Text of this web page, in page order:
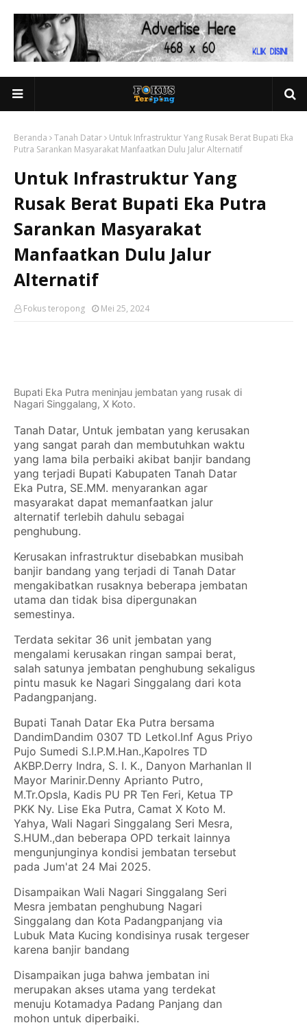
Beranda Tanah Datar
Untuk Infrastruktur Yang Rusak Berat Bupati Eka
Putra Sarankan Masyarakat Manfaatkan Dulu Jalur Alternatif
Untuk Infrastruktur Yang
Rusak Berat Bupati Eka Putra
Sarankan Masyarakat
Manfaatkan Dulu Jalur
Alternatif
Fokus teropong Mei 25, 2024
Bupati Eka Putra meninjau jembatan yang rusak di
Nagari Singgalang, X Koto.
Tanah Datar, Untuk jembatan yang kerusakan
yang sangat parah dan membutuhkan waktu
yang lama bila perbaiki akibat banjir bandang
yang terjadi Bupati Kabupaten Tanah Datar
Eka Putra, SE.MM. menyarankan agar
masyarakat dapat memanfaatkan jalur
alternatif terlebih dahulu sebagai
penghubung.
Kerusakan infrastruktur disebabkan musibah
banjir bandang yang terjadi di Tanah Datar
mengakibatkan rusaknya beberapa jembatan
utama dan tidak bisa dipergunakan
semestinya.
Terdata sekitar 36 unit jembatan yang
mengalami kerusakan ringan sampai berat,
salah satunya jembatan penghubung sekaligus
pintu masuk ke Nagari Singgalang dari kota
Padangpanjang.
Bupati Tanah Datar Eka Putra bersama
DandimDandim 0307 TD Letkol.Inf Agus Priyo
Pujo Sumedi S.I.P.M.Han.,Kapolres TD
AKBP.Derry Indra, S. I. K., Danyon Marhanlan II
Mayor Marinir.Denny Aprianto Putro,
M.Tr.Opsla, Kadis PU PR Ten Feri, Ketua TP
PKK Ny. Lise Eka Putra, Camat X Koto M.
Yahya, Wali Nagari Singgalang Seri Mesra,
S.HUM.,dan beberapa OPD terkait lainnya
mengunjunginya kondisi jembatan tersebut
pada Jum'at 24 Mai 2025.
Disampaikan Wali Nagari Singgalang Seri
Mesra jembatan penghubung Nagari
Singgalang dan Kota Padangpanjang via
Lubuk Mata Kucing kondisinya rusak tergeser
karena banjir bandang
Disampaikan juga bahwa jembatan ini
merupakan akses utama yang terdekat
menuju Kotamadya Padang Panjang dan
mohon untuk diperbaiki.